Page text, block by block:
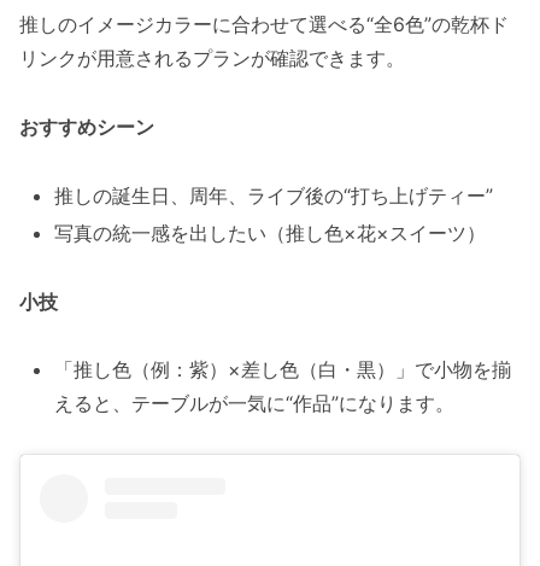
推しのイメージカラーに合わせて選べる“全6色”の乾杯ド
リンクが用意されるプランが確認できます。
おすすめシーン
推しの誕生日、周年、ライブ後の“打ち上げティー”
写真の統一感を出したい（推し色×花×スイーツ）
小技
「推し色（例：紫）×差し色（白・黒）」で小物を揃
えると、テーブルが一気に“作品”になります。